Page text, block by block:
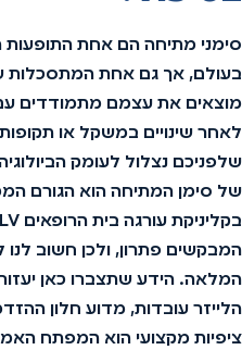
סימני מתיחה הם אחת התופעות
בעולם, אך גם אחת המתסכלות
מוצאים את עצמם מתמודדים
לאחר שינויים במשקל או
שלפניכם נצלול לעומק
של סימן המתיחה הוא הגורם
המבקשים פתרון, ולכן חשוב
המלאה. הידע שתצברו כאן יעזור
הלייזר עובדות, מדוע חלון
ציפיות מקצועי הוא המפתח